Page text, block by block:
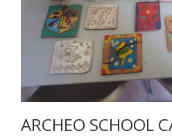
ARCHEO SCHOOL